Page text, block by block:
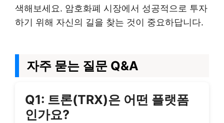
색해보세요. 암호화폐 시장에서 성공적으로 투자
하기 위해 자신의 길을 찾는 것이 중요하답니다.
자주 묻는 질문 Q&A
Q1: 트론(TRX)은 어떤 플랫폼
인가요?